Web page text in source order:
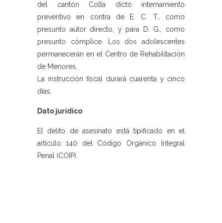
del cantón Colta dictó internamiento
preventivo en contra de E. C. T., como
presunto autor directo, y para D. G., como
presunto cómplice. Los dos adolescentes
permanecerán en el Centro de Rehabilitación
de Menores.
La instrucción fiscal durará cuarenta y cinco
días.
Dato jurídico
El delito de asesinato está tipificado en el
artículo 140 del Código Orgánico Integral
Penal (COIP).